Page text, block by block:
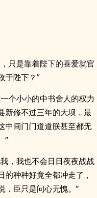
只是靠着陛下的喜爱就官
于陛下？”
个小小的中书舍人的权力
新修不过三年的大坝，最
中间门门道道朕甚至都无
”
，我也不会日日夜夜战战
种种好竟全都冲走了，
，臣只是问心无愧。”